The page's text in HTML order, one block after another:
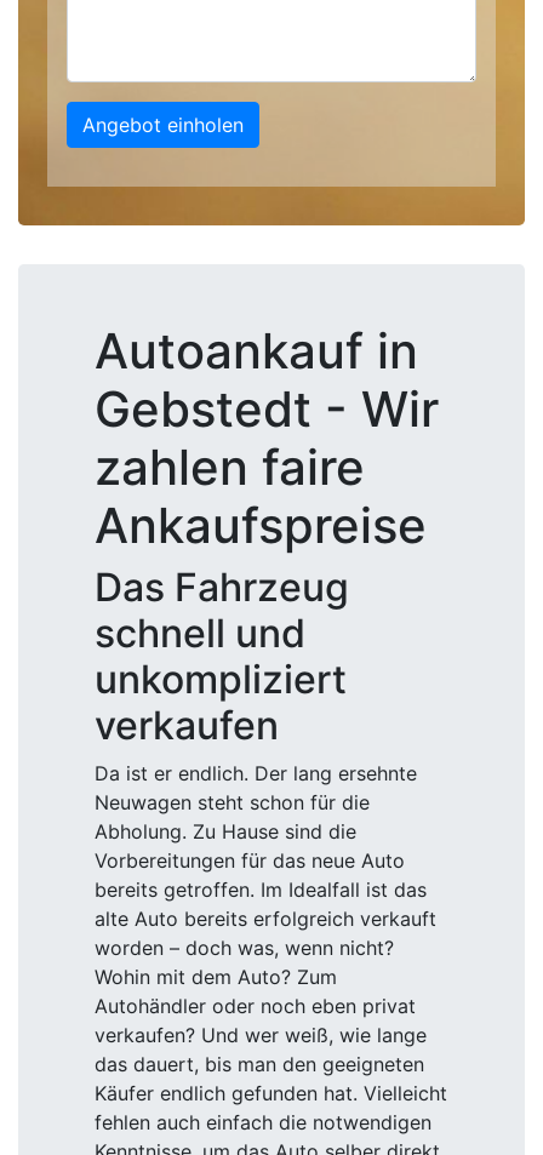
Angebot einholen
Autoankauf in
Gebstedt - Wir
zahlen faire
Ankaufspreise
Das Fahrzeug
schnell und
unkompliziert
verkaufen
Da ist er endlich. Der lang ersehnte
Neuwagen steht schon für die
Abholung. Zu Hause sind die
Vorbereitungen für das neue Auto
bereits getroffen. Im Idealfall ist das
alte Auto bereits erfolgreich verkauft
worden – doch was, wenn nicht?
Wohin mit dem Auto? Zum
Autohändler oder noch eben privat
verkaufen? Und wer weiß, wie lange
das dauert, bis man den geeigneten
Käufer endlich gefunden hat. Vielleicht
fehlen auch einfach die notwendigen